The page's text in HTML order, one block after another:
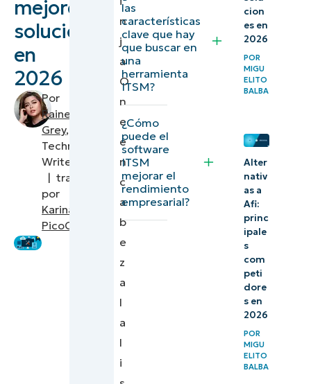
mejores
soluciones
en
2026
Por
Raine
Grey,
Technical
Writer
|traducido
por
Karina
PicoCatala
soluciones
ITSM (G2)
Comparación
de las
mejores
herramientas
ITSM
(Capterra)
5 funciones
clave de las
mejores
herramientas
ITSM en
2026
Cómo
encontrar las
mejores
n
j
a
O
n
e
e
n
c
a
b
e
z
a
l
a
l
i
las
características
clave que hay
que buscar en
una
herramienta
ITSM?
¿Cómo
puede el
software
ITSM
mejorar el
rendimiento
empresarial?
cion
es en
2026
POR
MIGU
ELITO
BALBA
Alter
nativ
as a
Afi:
princ
ipale
s
com
peti
dore
s en
2026
POR
MIGU
ELITO
BALBA